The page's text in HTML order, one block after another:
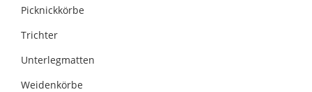
Picknickkörbe
Trichter
Unterlegmatten
Weidenkörbe